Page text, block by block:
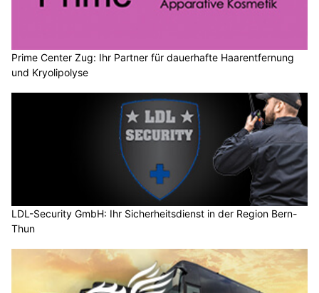
Prime Center Zug: Ihr Partner für dauerhafte Haarentfernung
und Kryolipolyse
LDL-Security GmbH: Ihr Sicherheitsdienst in der Region Bern-
Thun